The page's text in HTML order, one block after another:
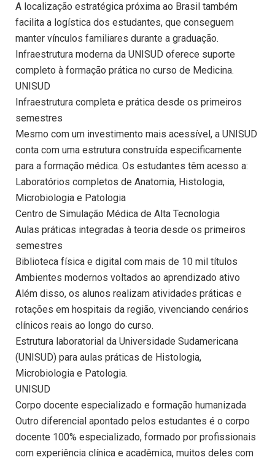
A localização estratégica próxima ao Brasil também
facilita a logística dos estudantes, que conseguem
manter vínculos familiares durante a graduação.
Infraestrutura moderna da UNISUD oferece suporte
completo à formação prática no curso de Medicina.
UNISUD
Infraestrutura completa e prática desde os primeiros
semestres
Mesmo com um investimento mais acessível, a UNISUD
conta com uma estrutura construída especificamente
para a formação médica. Os estudantes têm acesso a:
Laboratórios completos de Anatomia, Histologia,
Microbiologia e Patologia
Centro de Simulação Médica de Alta Tecnologia
Aulas práticas integradas à teoria desde os primeiros
semestres
Biblioteca física e digital com mais de 10 mil títulos
Ambientes modernos voltados ao aprendizado ativo
Além disso, os alunos realizam atividades práticas e
rotações em hospitais da região, vivenciando cenários
clínicos reais ao longo do curso.
Estrutura laboratorial da Universidade Sudamericana
(UNISUD) para aulas práticas de Histologia,
Microbiologia e Patologia.
UNISUD
Corpo docente especializado e formação humanizada
Outro diferencial apontado pelos estudantes é o corpo
docente 100% especializado, formado por profissionais
com experiência clínica e acadêmica, muitos deles com